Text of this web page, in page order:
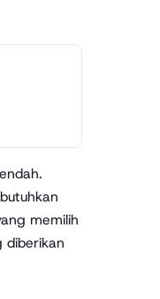
memilih
diberikan